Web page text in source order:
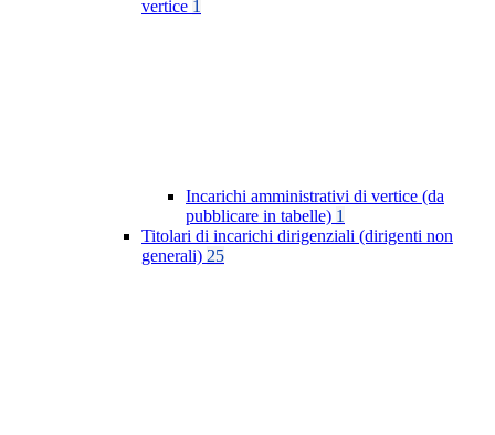
vertice 1
Incarichi amministrativi di vertice (da
pubblicare in tabelle) 1
Titolari di incarichi dirigenziali (dirigenti non
generali) 25